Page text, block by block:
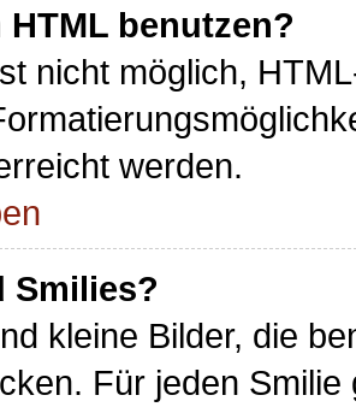
benutzen?
nicht möglich,
werden.
Smilies?
kleine Bilder, die
Für jeden